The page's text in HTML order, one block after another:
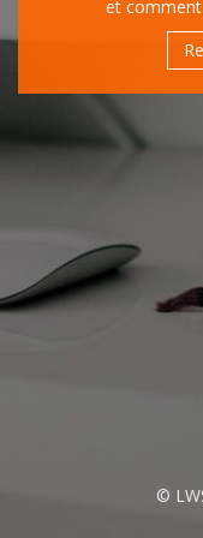
et comment
©